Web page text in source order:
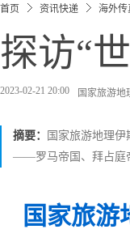
首页 资讯快递 海外传
探访“
2023-02-21 20:00 国家旅游地
摘要：
国家旅游地理
——罗马帝国、拜占庭
国家旅游